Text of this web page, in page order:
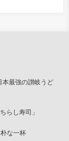
本最強の讃岐うど
らし寿司」
な一杯